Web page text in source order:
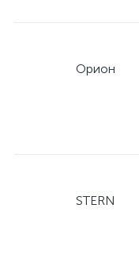
Орион
STERN